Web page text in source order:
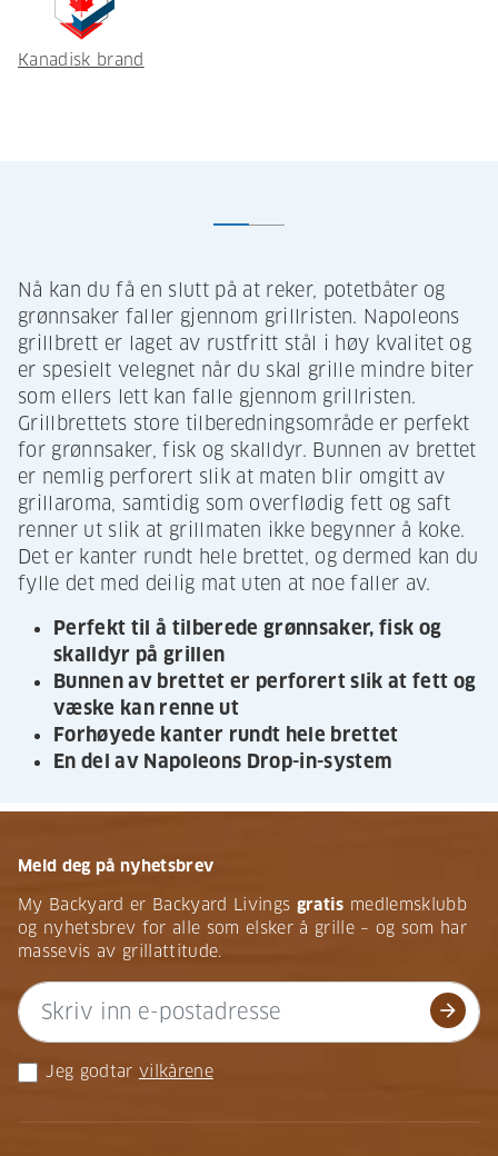
Kanadisk brand
Nå kan du få en slutt på at reker, potetbåter og
grønnsaker faller gjennom grillristen. Napoleons
grillbrett er laget av rustfritt stål i høy kvalitet og
er spesielt velegnet når du skal grille mindre biter
som ellers lett kan falle gjennom grillristen.
Grillbrettets store tilberedningsområde er perfekt
for grønnsaker, fisk og skalldyr. Bunnen av brettet
er nemlig perforert slik at maten blir omgitt av
grillaroma, samtidig som overflødig fett og saft
renner ut slik at grillmaten ikke begynner å koke.
Det er kanter rundt hele brettet, og dermed kan du
fylle det med deilig mat uten at noe faller av.
Perfekt til å tilberede grønnsaker, fisk og
skalldyr på grillen
Bunnen av brettet er perforert slik at fett og
væske kan renne ut
Forhøyede kanter rundt hele brettet
En del av Napoleons Drop-in-system
Meld deg på nyhetsbrev
My Backyard er Backyard Livings gratis medlemsklubb
og nyhetsbrev for alle som elsker å grille – og som har
massevis av grillattitude.
arrow_forward
Jeg godtar vilkårene